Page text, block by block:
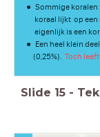
Sommige koralen
koraal lijkt op een
eigenlijk is een
Een heel klein
(0,25%). Toch
Slide 15 -